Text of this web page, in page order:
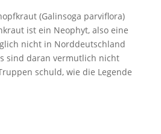
(Galinsoga parviflora)
ist ein Neophyt, also eine
nicht in Norddeutschland
sind daran vermutlich nicht
schuld, wie die Legende